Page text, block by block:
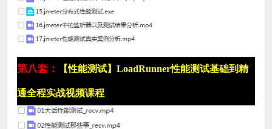
第八套： 【性能测试】LoadRunner性能测试基础到精
通全程实战视频课程